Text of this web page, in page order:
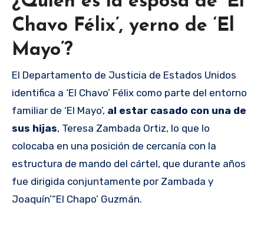
Chavo Félix’, yerno de ‘El
Mayo’?
El Departamento de Justicia de Estados Unidos
identifica a ‘El Chavo’ Félix como parte del entorno
familiar de ‘El Mayo’, al estar casado con una de
sus hijas, Teresa Zambada Ortiz, lo que lo
colocaba en una posición de cercanía con la
estructura de mando del cártel, que durante años
fue dirigida conjuntamente por Zambada y
Joaquín’“El Chapo’ Guzmán.